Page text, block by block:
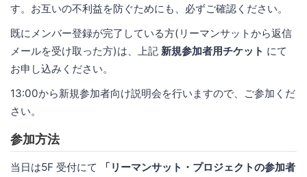
す。お互いの不利益を防ぐためにも、必ずご確認ください。
既にメンバー登録が完了している方(リーマンサットから返信
メールを受け取った方)は、上記 新規参加者用チケット にて
お申し込みください。
13:00から新規参加者向け説明会を行いますので、ご参加くだ
さい。
参加方法
当日は5F 受付にて
「リーマンサット・プロジェクトの参加者